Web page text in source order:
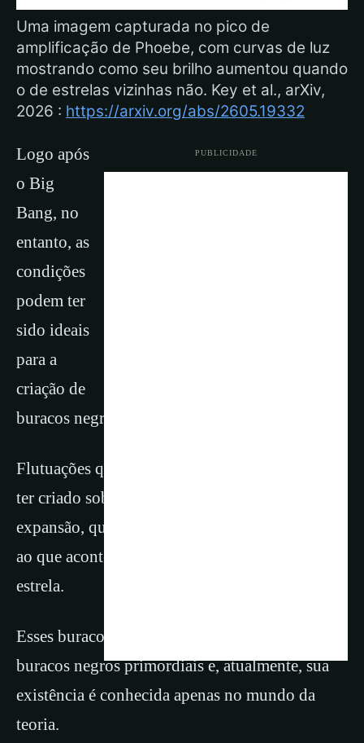
Uma imagem capturada no pico de
amplificação de Phoebe, com curvas de luz
mostrando como seu brilho aumentou quando
o de estrelas vizinhas não. Key et al., arXiv,
2026 : https://arxiv.org/abs/2605.19332
PUBLICIDADE
Logo após
o Big
Bang, no
entanto, as
condições
podem ter
sido ideais
para a
criação de
buracos negros muito, muito menores.
Flutuações quânticas no espaço-tempo podem
ter criado sobre densidades no Universo em
expansão, que colapsaram de forma semelhante
ao que acontece hoje com o núcleo de uma
estrela.
Esses buracos negros são conhecidos como
buracos negros primordiais e, atualmente, sua
existência é conhecida apenas no mundo da
teoria.